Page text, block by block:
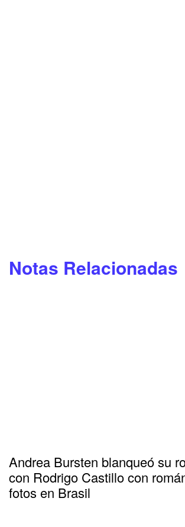
Notas Relacionadas
Andrea Bursten blanqueó su
con Rodrigo Castillo con
fotos en Brasil